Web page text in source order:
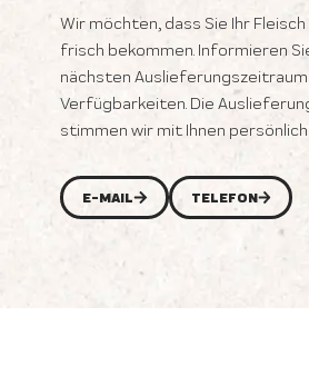
Wir möchten, dass Sie Ihr
frisch bekommen. Informieren
nächsten Auslieferungszeitraum
Verfügbarkeiten. Die
stimmen wir mit Ihnen persönlich
E-MAIL TELEFON